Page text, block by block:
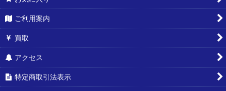
ご利用案内
買取
アクセス
特定商取引法表示